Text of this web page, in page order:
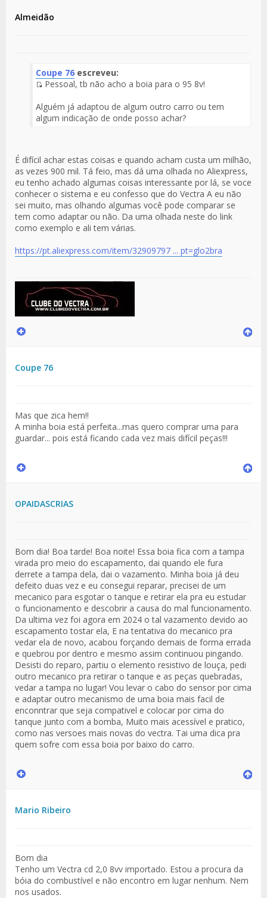
Almeidão
Coupe 76 escreveu:
del
Mensaje
Pessoal, tb não acho a boia para o 95 8v!
Alguém já adaptou de algum outro carro ou tem
algum indicação de onde posso achar?
É difícil achar estas coisas e quando acham custa um milhão,
as vezes 900 mil. Tá feio, mas dá uma olhada no Aliexpress,
eu tenho achado algumas coisas interessante por lá, se voce
conhecer o sistema e eu confesso que do Vectra A eu não
sei muito, mas olhando algumas você pode comparar se
tem como adaptar ou não. Da uma olhada neste do link
como exemplo e ali tem várias.
https://pt.aliexpress.com/item/32909797 ... pt=glo2bra
Coupe 76
Mas que zica hem!!
A minha boia está perfeita...mas quero comprar uma para
guardar... pois está ficando cada vez mais difícil peças!!!
OPAIDASCRIAS
Bom dia! Boa tarde! Boa noite! Essa boia fica com a tampa
virada pro meio do escapamento, dai quando ele fura
derrete a tampa dela, dai o vazamento. Minha boia já deu
defeito duas vez e eu consegui reparar, precisei de um
mecanico para esgotar o tanque e retirar ela pra eu estudar
o funcionamento e descobrir a causa do mal funcionamento.
Da ultima vez foi agora em 2024 o tal vazamento devido ao
escapamento tostar ela, E na tentativa do mecanico pra
vedar ela de novo, acabou forçando demais de forma errada
e quebrou por dentro e mesmo assim continuou pingando.
Desisti do reparo, partiu o elemento resistivo de louça, pedi
outro mecanico pra retirar o tanque e as peças quebradas,
vedar a tampa no lugar! Vou levar o cabo do sensor por cima
e adaptar outro mecanismo de uma boia mais facil de
enconntrar que seja compativel e colocar por cima do
tanque junto com a bomba, Muito mais acessível e pratico,
como nas versoes mais novas do vectra. Tai uma dica pra
quem sofre com essa boia por baixo do carro.
Mario Ribeiro
Bom dia
Tenho um Vectra cd 2,0 8vv importado. Estou a procura da
bóia do combustível e não encontro em lugar nenhum. Nem
nos usados.